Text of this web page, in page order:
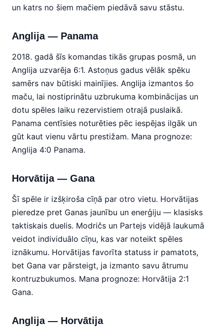
un katrs no šiem mačiem piedāvā savu stāstu.
Anglija — Panama
2018. gadā šīs komandas tikās grupas posmā, un
Anglija uzvarēja 6:1. Astoņus gadus vēlāk spēku
samērs nav būtiski mainījies. Anglija izmantos šo
maču, lai nostiprinātu uzbrukuma kombinācijas un
dotu spēles laiku rezervistiem otrajā puslaikā.
Panama centīsies noturēties pēc iespējas ilgāk un
gūt kaut vienu vārtu prestižam. Mana prognoze:
Anglija 4:0 Panama.
Horvātija — Gana
Šī spēle ir izšķiroša cīņā par otro vietu. Horvātijas
pieredze pret Ganas jaunību un enerģiju — klasisks
taktiskais duelis. Modričs un Partejs vidējā laukumā
veidot individuālo cīņu, kas var noteikt spēles
iznākumu. Horvātijas favorīta statuss ir pamatots,
bet Gana var pārsteigt, ja izmanto savu ātrumu
kontruzbukumos. Mana prognoze: Horvātija 2:1
Gana.
Anglija — Horvātija